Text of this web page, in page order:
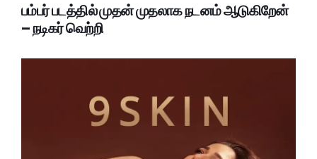
பம்பர் படத்தில் முதன் முதலாக நடனம் ஆடுகிறேன்
– நடிகர் வெற்றி